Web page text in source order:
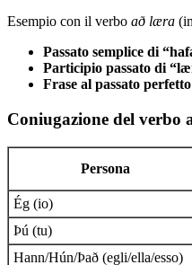
Esempio con il verbo að læra
Passato semplice di
Participio passato di
Frase al passato
Coniugazione del verbo
Persona
Ég (io)
Þú (tu)
Hann/Hún/Það (egli/ella/esso)